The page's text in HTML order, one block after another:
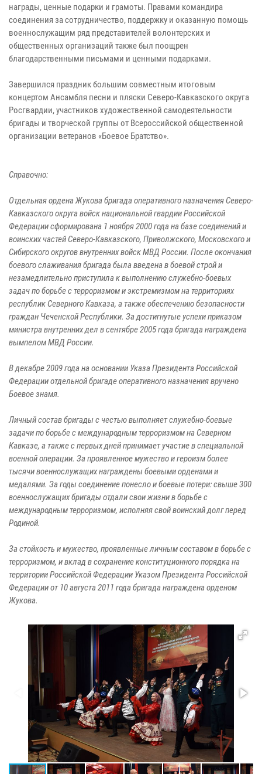
награды, ценные подарки и грамоты. Правами командира
соединения за сотрудничество, поддержку и оказанную помощь
военнослужащим ряд представителей волонтерских и
общественных организаций также был поощрен
благодарственными письмами и ценными подарками.
Завершился праздник большим совместным итоговым
концертом Ансамбля песни и пляски Северо-Кавказского округа
Росгвардии, участников художественной самодеятельности
бригады и творческой группы от Всероссийской общественной
организации ветеранов «Боевое Братство».
Справочно:
Отдельная ордена Жукова бригада оперативного назначения Северо-
Кавказского округа войск национальной гвардии Российской
Федерации сформирована 1 ноября 2000 года на базе соединений и
воинских частей Северо-Кавказского, Приволжского, Московского и
Сибирского округов внутренних войск МВД России. После окончания
боевого слаживания бригада была введена в боевой строй и
незамедлительно приступила к выполнению служебно-боевых
задач по борьбе с терроризмом и экстремизмом на территориях
республик Северного Кавказа, а также обеспечению безопасности
граждан Чеченской Республики. За достигнутые успехи приказом
министра внутренних дел в сентябре 2005 года бригада награждена
вымпелом МВД России.
В декабре 2009 года на основании Указа Президента Российской
Федерации отдельной бригаде оперативного назначения вручено
Боевое знамя.
Личный состав бригады с честью выполняет служебно-боевые
задачи по борьбе с международным терроризмом на Северном
Кавказе, а также с первых дней принимает участие в специальной
военной операции. За проявленное мужество и героизм более
тысячи военнослужащих награждены боевыми орденами и
медалями. За годы соединение понесло и боевые потери: свыше 300
военнослужащих бригады отдали свои жизни в борьбе с
международным терроризмом, исполняя свой воинский долг перед
Родиной.
За стойкость и мужество, проявленные личным составом в борьбе с
терроризмом, и вклад в сохранение конституционного порядка на
территории Российской Федерации Указом Президента Российской
Федерации от 10 августа 2011 года бригада награждена орденом
Жукова.